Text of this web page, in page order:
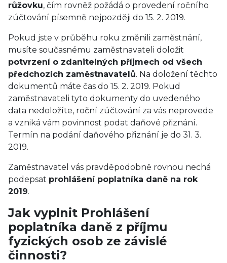
růžovku, čím rovněž požádá o provedení ročního
zúčtování písemně nejpozději do 15. 2. 2019.
Pokud jste v průběhu roku změnili zaměstnání,
musíte současnému zaměstnavateli doložit
potvrzení o zdanitelných příjmech od všech
předchozích zaměstnavatelů. Na doložení těchto
dokumentů máte čas do 15. 2. 2019. Pokud
zaměstnavateli tyto dokumenty do uvedeného
data nedoložíte, roční zúčtování za vás neprovede
a vzniká vám povinnost podat daňové přiznání.
Termín na podání daňového přiznání je do 31. 3.
2019.
Zaměstnavatel vás pravděpodobně rovnou nechá
podepsat prohlášení poplatníka daně na rok
2019.
Jak vyplnit Prohlášení
poplatníka daně z příjmu
fyzických osob ze závislé
činnosti?